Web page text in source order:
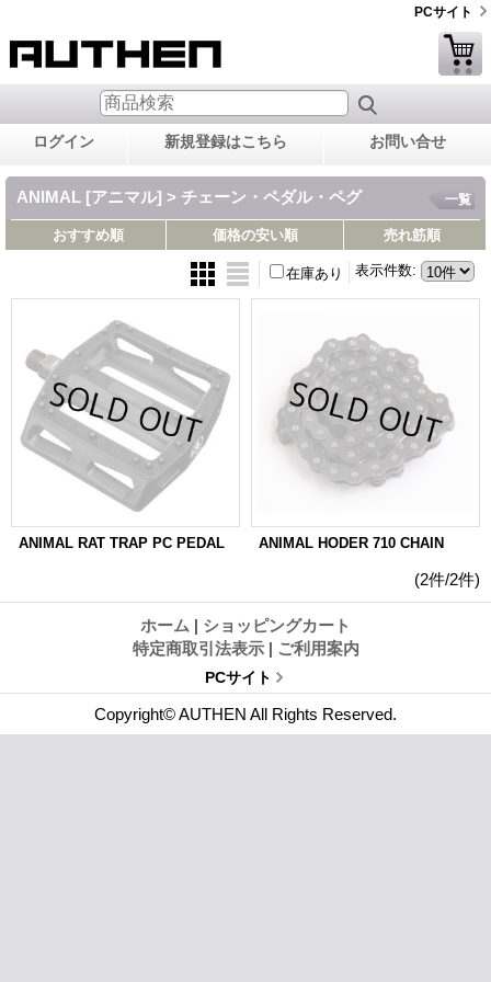
PCサイト
ログイン 新規登録はこちら お問い合せ
ANIMAL [アニマル] > チェーン・ペダル・ペグ 一覧
おすすめ順 価格の安い順 売れ筋順
表示件数:
在庫あり
ANIMAL RAT TRAP PC PEDAL ANIMAL HODER 710 CHAIN
(2件/2件)
ホーム | ショッピングカート
特定商取引法表示 | ご利用案内
PCサイト
Copyright© AUTHEN All Rights Reserved.